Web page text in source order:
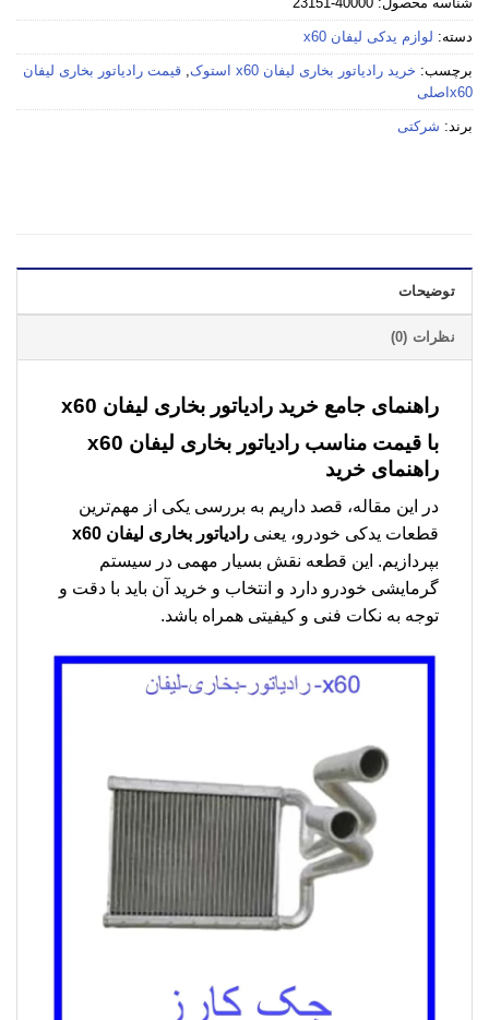
دسته: لوازم یدکی لیفان x60
برچسب: خرید رادیاتور بخاری لیفان x60 استوک , قیمت رادیاتور بخاری لیفان
x60اصلی
برند: شرکتی
توضیحات
نظرات (0)
راهنمای جامع خرید رادیاتور بخاری لیفان x60
با قیمت مناسب رادیاتور بخاری لیفان x60
راهنمای خرید
در این مقاله، قصد داریم به بررسی یکی از مهم‌ترین
قطعات یدکی خودرو، یعنی رادیاتور بخاری لیفان x60
بپردازیم. این قطعه نقش بسیار مهمی در سیستم
گرمایشی خودرو دارد و انتخاب و خرید آن باید با دقت و
توجه به نکات فنی و کیفیتی همراه باشد.